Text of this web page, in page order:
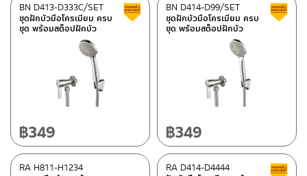
ชุดฝักบัวมือโครเมียม ครบ
ชุด พร้อมสต็อปฝักบัว
BN D413-D333C/SET สินค้าลดราคา เคลียร์สต็อก
฿349
ชุดฝักบัวมือโครเมียม ครบ
ชุด พร้อมสต็อปฝักบัว
BN D414-D99/SET
฿349
RA H811-H1234 RA D414-D4444